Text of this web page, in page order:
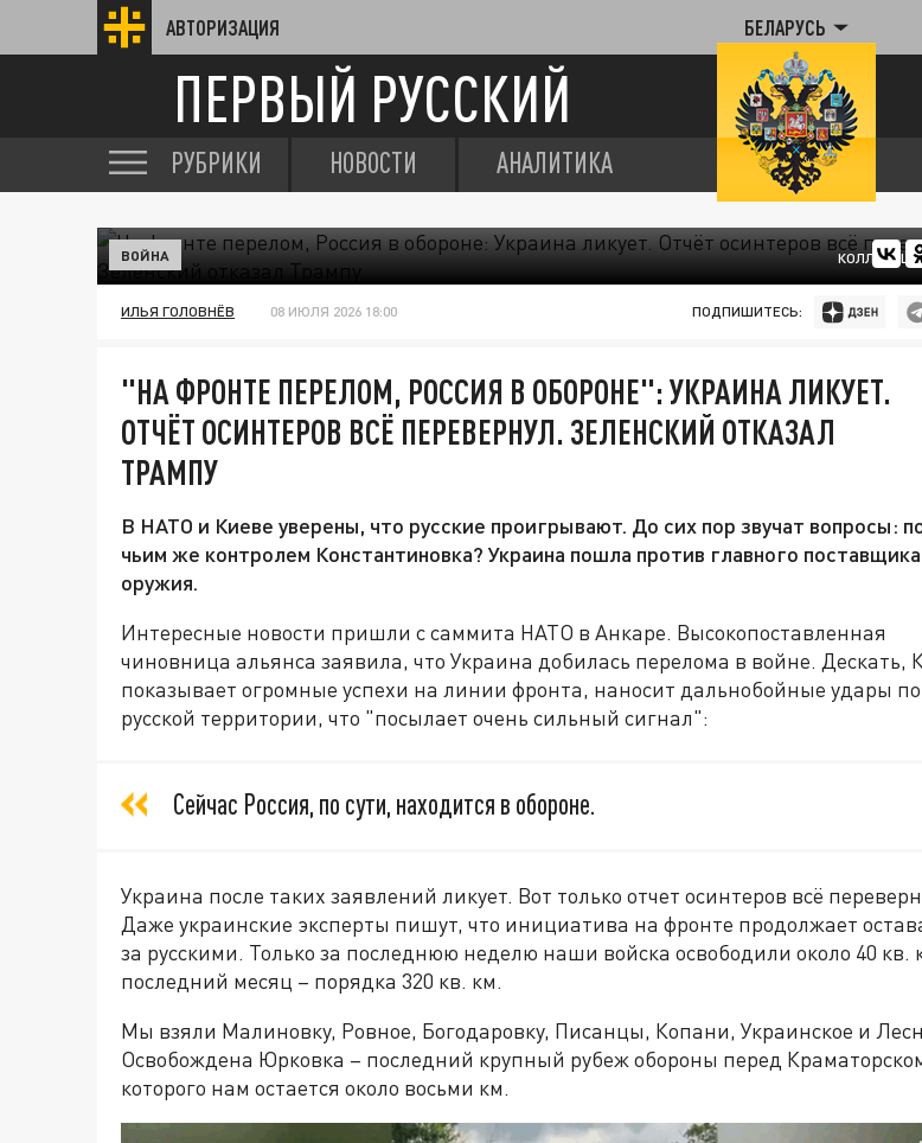
АВТОРИЗАЦИЯ БЕЛАРУСЬ
ПЕРВЫЙ РУССКИЙ
РУБРИКИ НОВОСТИ АНАЛИТИКА
КОЛЛАЖ
ВОЙНА
ИЛЬЯ ГОЛОВНЁВ 08 ИЮЛЯ 2026 18:00 ПОДПИШИТЕСЬ:
"НА ФРОНТЕ ПЕРЕЛОМ, РОССИЯ В ОБОРОНЕ": УКРАИНА ЛИКУЕТ.
ОТЧЁТ ОСИНТЕРОВ ВСЁ ПЕРЕВЕРНУЛ. ЗЕЛЕНСКИЙ ОТКАЗАЛ
ТРАМПУ
В НАТО и Киеве уверены, что русские проигрывают. До сих пор звучат вопросы:
чьим же контролем Константиновка? Украина пошла против главного поставщика
оружия.
Интересные новости пришли с саммита НАТО в Анкаре. Высокопоставленная
чиновница альянса заявила, что Украина добилась перелома в войне. Дескать,
показывает огромные успехи на линии фронта, наносит дальнобойные удары по
русской территории, что "посылает очень сильный сигнал":
Сейчас Россия, по сути, находится в обороне.
Украина после таких заявлений ликует. Вот только отчет осинтеров всё
Даже украинские эксперты пишут, что инициатива на фронте продолжает
за русскими. Только за последнюю неделю наши войска освободили около 40 кв.
последний месяц – порядка 320 кв. км.
Мы взяли Малиновку, Ровное, Богодаровку, Писанцы, Копани, Украинское и
Освобождена Юрковка – последний крупный рубеж обороны перед
которого нам остается около восьми км.